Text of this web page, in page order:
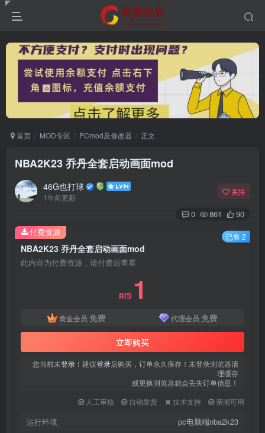
首页 MOD专区 PCmod及修改器 正文
NBA2K23 乔丹全套启动画面mod
46G也打球
1年前更新
关注
0 861 90
NBA2K23 乔丹全套启动画面mod
此内容为付费资源，请付费后查看
R币 1
黄金会员 免费 代理会员 免费
立即购买
您当前未登录 ！建议登录后购买，订单永久保存！未登录浏览器清
理缓存
或更换浏览器就会丢失订单信息！
人工审核
自动发货 技术支持 亲测可用
运行环境 pc电脑端nba2k23
付费资源 已售 2